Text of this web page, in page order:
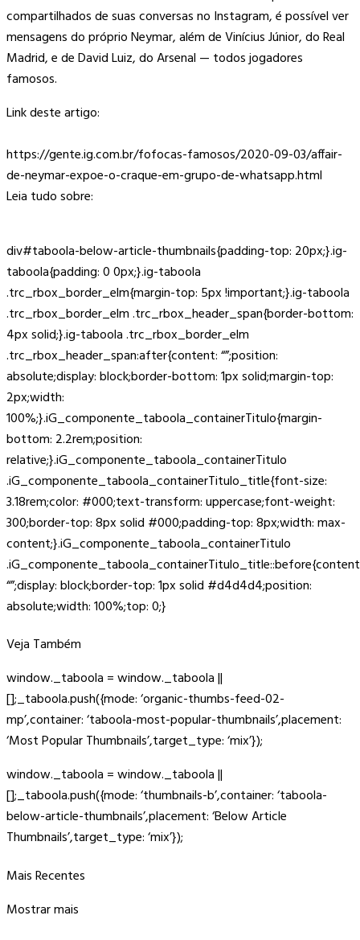
compartilhados de suas conversas no Instagram, é possível ver
mensagens do próprio Neymar, além de Vinícius Júnior, do Real
Madrid, e de David Luiz, do Arsenal — todos jogadores
famosos.
Link deste artigo:
https://gente.ig.com.br/fofocas-famosos/2020-09-03/affair-
de-neymar-expoe-o-craque-em-grupo-de-whatsapp.html
Leia tudo sobre:
div#taboola-below-article-thumbnails{padding-top: 20px;}.ig-
taboola{padding: 0 0px;}.ig-taboola
.trc_rbox_border_elm{margin-top: 5px !important;}.ig-taboola
.trc_rbox_border_elm .trc_rbox_header_span{border-bottom:
4px solid;}.ig-taboola .trc_rbox_border_elm
.trc_rbox_header_span:after{content: “”;position:
absolute;display: block;border-bottom: 1px solid;margin-top:
2px;width:
100%;}.iG_componente_taboola_containerTitulo{margin-
bottom: 2.2rem;position:
relative;}.iG_componente_taboola_containerTitulo
.iG_componente_taboola_containerTitulo_title{font-size:
3.18rem;color: #000;text-transform: uppercase;font-weight:
300;border-top: 8px solid #000;padding-top: 8px;width: max-
content;}.iG_componente_taboola_containerTitulo
“”;display: block;border-top: 1px solid #d4d4d4;position:
absolute;width: 100%;top: 0;}
Veja Também
window._taboola = window._taboola ||
[];_taboola.push({mode: ‘organic-thumbs-feed-02-
mp’,container: ‘taboola-most-popular-thumbnails’,placement:
‘Most Popular Thumbnails’,target_type: ‘mix’});
window._taboola = window._taboola ||
[];_taboola.push({mode: ‘thumbnails-b’,container: ‘taboola-
below-article-thumbnails’,placement: ‘Below Article
Thumbnails’,target_type: ‘mix’});
Mais Recentes
Mostrar mais